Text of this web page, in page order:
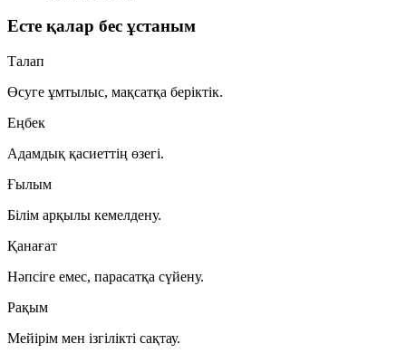
Есте қалар бес ұстаным
Талап
Өсуге ұмтылыс, мақсатқа беріктік.
Еңбек
Адамдық қасиеттің өзегі.
Ғылым
Білім арқылы кемелдену.
Қанағат
Нәпсіге емес, парасатқа сүйену.
Рақым
Мейірім мен ізгілікті сақтау.